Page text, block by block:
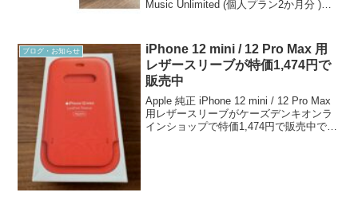
Music Unlimited (個人プラン2か月分 )が
ブログ・お知らせ
iPhone 12 mini / 12 Pro Max 用
レザースリーブが特価1,474円で
販売中
Apple 純正 iPhone 12 mini / 12 Pro Max
用レザースリーブがケーズデンキオンラ
インショップで特価1,474円で販売中で